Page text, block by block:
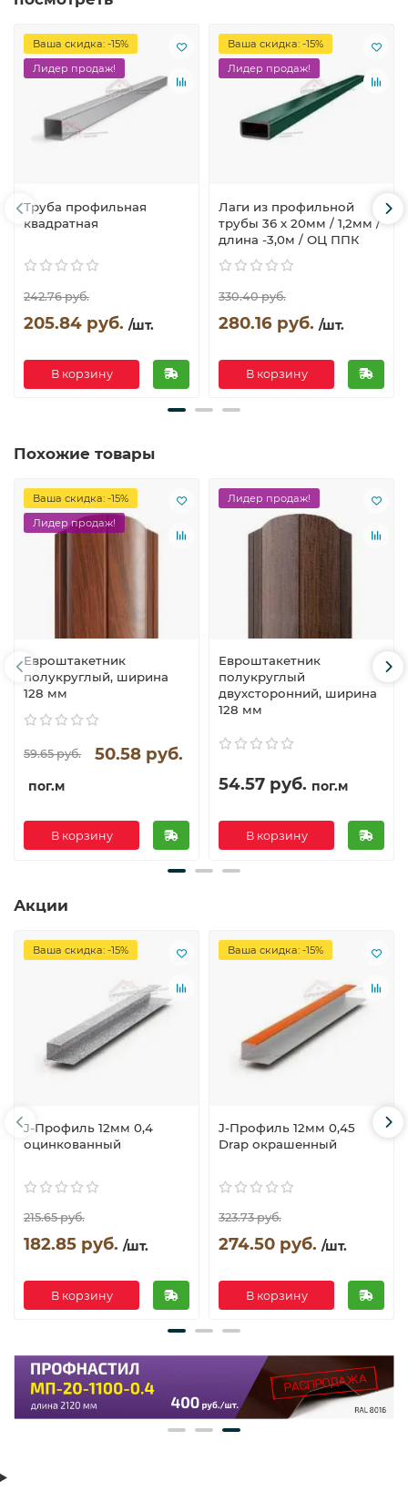
Ваша скидка: -15%
Лидер продаж!
Труба профильная
квадратная
242.76 руб.
205.84 руб. /шт.
В корзину
Ваша скидка: -15%
Лидер продаж!
Лаги из профильной
трубы 36 х 20мм / 1,2мм /
длина -3,0м / ОЦ ППК
330.40 руб.
280.16 руб. /шт.
В корзину
Похожие товары
Ваша скидка: -15%
Лидер продаж!
Евроштакетник
полукруглый, ширина
128 мм
59.65 руб. 50.58 руб.
пог.м
В корзину
Лидер продаж!
Евроштакетник
полукруглый
двухсторонний, ширина
128 мм
54.57 руб. пог.м
В корзину
Акции
Ваша скидка: -15%
J-Профиль 12мм 0,4
оцинкованный
215.65 руб.
182.85 руб. /шт.
В корзину
Ваша скидка: -15%
J-Профиль 12мм 0,45
Drap окрашенный
323.73 руб.
274.50 руб. /шт.
В корзину